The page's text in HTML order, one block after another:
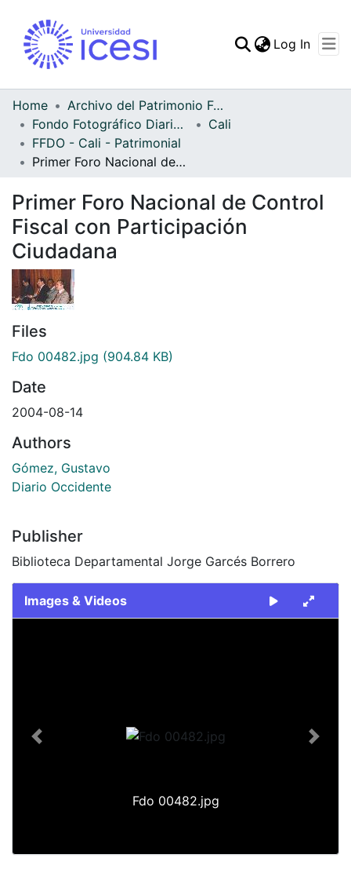
Statistics
Log In
Home
Archivo del Patrimonio Fotográfico y Fílmico del Valle del Cauca
Fondo Fotográfico Diario Occidente
Cali
FFDO - Cali - Patrimonial
Primer Foro Nacional de Control Fiscal con Participación Ciudadana
Primer Foro Nacional de Control
Fiscal con Participación
Ciudadana
Files
Fdo 00482.jpg (904.84 KB)
Date
2004-08-14
Authors
Gómez, Gustavo
Diario Occidente
Publisher
Biblioteca Departamental Jorge Garcés Borrero
Images & Videos
Fdo 00482.jpg
Previous Next